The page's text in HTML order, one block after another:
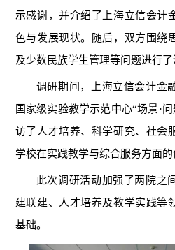
示感谢，并介绍了上海立信会计
色与发展现状。随后，双方围绕
及少数民族学生管理等问题进行了
调研期间，上海立信会计金
国家级实验教学示范中心“场景·
访了人才培养、科学研究、社会
学校在实践教学与综合服务方面的
此次调研活动加强了两院之
建联建、人才培养及教学实践等
基础。